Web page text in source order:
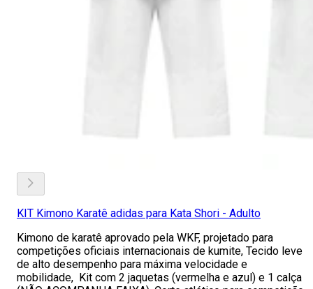
KIT Kimono Karatê adidas para Kata Shori - Adulto
Kimono de karatê aprovado pela WKF, projetado para
competições oficiais internacionais de kumite, Tecido leve
de alto desempenho para máxima velocidade e
mobilidade, Kit com 2 jaquetas (vermelha e azul) e 1 calça